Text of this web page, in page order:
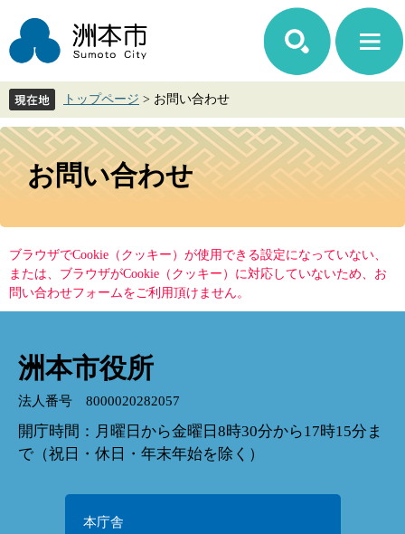
ジ
先
で
す。
ュ
を
ば
し
て
トップページ > お問い合わせ
本
文
お問い合わせ
ブラウザでCookie（クッキー）が使用できる設定になっていない、
または、ブラウザがCookie（クッキー）に対応していないため、お
問い合わせフォームをご利用頂けません。
洲本市役所
法人番号 8000020282057
開庁時間：月曜日から金曜日8時30分から17時15分ま
で（祝日・休日・年末年始を除く）
本庁舎